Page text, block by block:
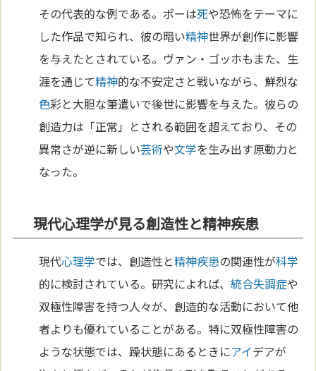
その代表的な例である。ポーは死や恐怖をテーマに
した作品で知られ、彼の暗い精神世界が創作に影響
を与えたとされている。ヴァン・ゴッホもまた、生
涯を通じて精神的な不安定さと戦いながら、鮮烈な
色彩と大胆な筆遣いで後世に影響を与えた。彼らの
創造力は「正常」とされる範囲を超えており、その
異常さが逆に新しい芸術や文学を生み出す原動力と
なった。
現代心理学が見る創造性と精神疾患
現代心理学では、創造性と精神疾患の関連性が科学
的に検討されている。研究によれば、統合失調症や
双極性障害を持つ人々が、創造的な活動において他
者よりも優れていることがある。特に双極性障害の
ような状態では、躁状態にあるときにアイデアが